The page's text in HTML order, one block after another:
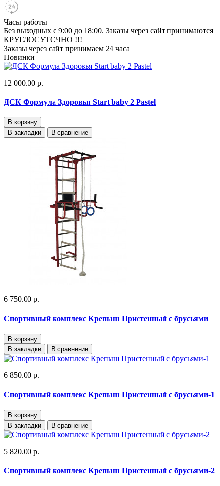
Часы работы
Без выходных с 9:00 до 18:00. Заказы через сайт принимаются
КРУГЛОСУТОЧНО !!!
Заказы через сайт принимаем 24 часа
Новинки
12 000.00 р.
ДСК Формула Здоровья Start baby 2 Pastel
В корзину
В закладки
В сравнение
6 750.00 р.
Спортивный комплекс Крепыш Пристенный с брусьями
В корзину
В закладки
В сравнение
6 850.00 р.
Спортивный комплекс Крепыш Пристенный с брусьями-1
В корзину
В закладки
В сравнение
5 820.00 р.
Спортивный комплекс Крепыш Пристенный с брусьями-2